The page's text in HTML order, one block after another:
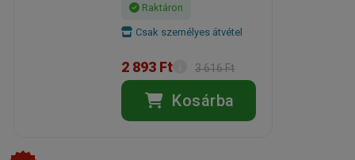
Raktáron
Csak személyes átvétel
2 893 Ft 3 616 Ft
Kosárba